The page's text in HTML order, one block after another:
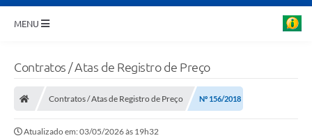
MENU
Contratos / Atas de Registro de Preço
Contratos / Atas de Registro de Preço Nº 156/2018
Atualizado em: 03/05/2026 às 19h32